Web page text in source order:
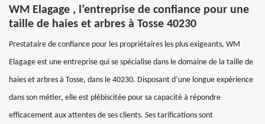
WM Elagage , l’entreprise de confiance pour une
taille de haies et arbres à Tosse 40230
Prestataire de confiance pour les propriétaires les plus exigeants, WM
Elagage est une entreprise qui se spécialise dans le domaine de la taille de
haies et arbres à Tosse, dans le 40230. Disposant d’une longue expérience
dans son métier, elle est plébiscitée pour sa capacité à répondre
efficacement aux attentes de ses clients. Ses tarifications sont